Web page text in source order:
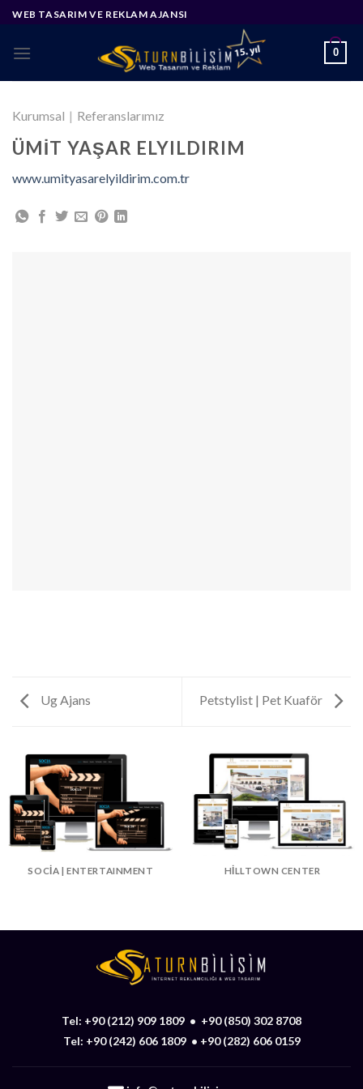
Skip
content
WEB TASARIM VE REKLAM AJANSI
0
Kurumsal | Referanslarımız
ÜMIT YAŞAR ELYILDIRIM
www.umityasarelyildirim.com.tr
Ug Ajans Petstylist | Pet Kuaför
SOCIA | ENTERTAINMENT HILLTOWN CENTER
Tel: +90 (212) 909 1809 • +90 (850) 302 8708
Tel: +90 (242) 606 1809• +90 (282) 606 0159